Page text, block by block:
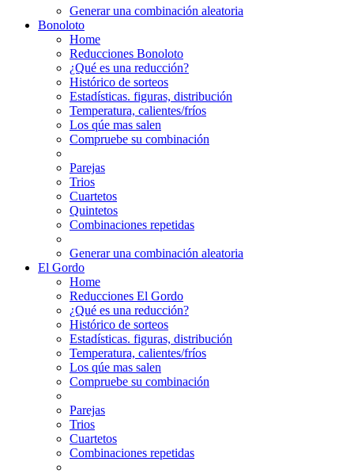
Generar una combinación aleatoria
Bonoloto
Home
Reducciones Bonoloto
¿Qué es una reducción?
Histórico de sorteos
Estadísticas. figuras, distribución
Temperatura, calientes/fríos
Los qúe mas salen
Compruebe su combinación
Parejas
Trios
Cuartetos
Quintetos
Combinaciones repetidas
Generar una combinación aleatoria
El Gordo
Home
Reducciones El Gordo
¿Qué es una reducción?
Histórico de sorteos
Estadísticas. figuras, distribución
Temperatura, calientes/fríos
Los qúe mas salen
Compruebe su combinación
Parejas
Trios
Cuartetos
Combinaciones repetidas